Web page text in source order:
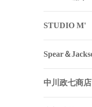
STUDIO M'
Spear＆
中川政七商店